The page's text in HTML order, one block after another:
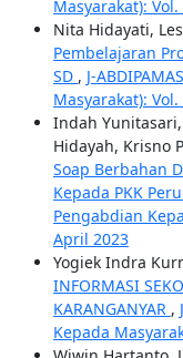
Masyarakat):
Nita Hidayati,
Pembelajaran
SD , J-
Masyarakat):
Indah
Hidayah, Krisno
Soap Berbahan
Kepada PKK
Pengabdian
April 2023
Yogiek Indra
INFORMASI
KARANGANYAR ,
Kepada